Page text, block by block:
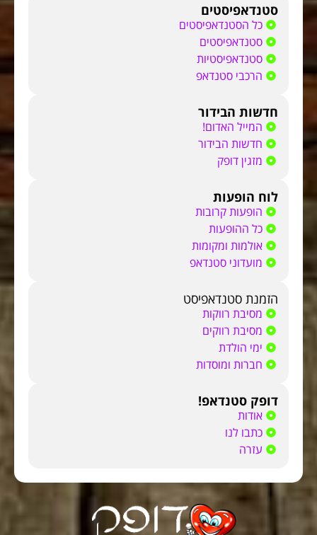
סטנדאפיסטים
כל הסטנדאפיסטים
סטנדאפיסטים
סטנדאפיסטיות
הרכבי סטנדאפ
חדשות הבידור
המייל האדום!
חדשות הבידור
מזגין דופק
לוח הופעות
הופעות קרובות
כל ההופעות
אולמות ומקומות
מועדוני סטנדאפ
הזמנת סטנדאפיסט
מסיבת רווקות
מסיבת רווקים
ימי הולדת
חברות ומוסדות
דופק סטנדאפ!
אודות
כתבו לנו
עזרה